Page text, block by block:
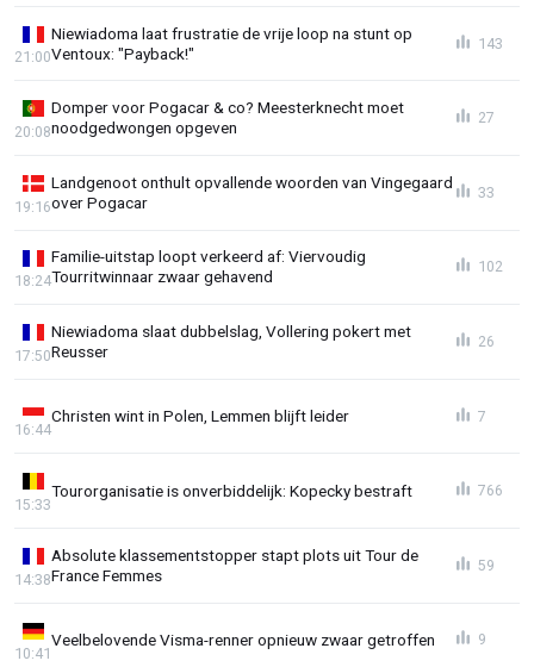
Niewiadoma laat frustratie de vrije loop na stunt op
Ventoux: "Payback!"
21:00
143
Domper voor Pogacar & co? Meesterknecht moet
noodgedwongen opgeven
20:08
27
Landgenoot onthult opvallende woorden van Vingegaard
over Pogacar
19:16
33
Familie-uitstap loopt verkeerd af: Viervoudig
Tourritwinnaar zwaar gehavend
18:24
102
Niewiadoma slaat dubbelslag, Vollering pokert met
Reusser
17:50
26
Christen wint in Polen, Lemmen blijft leider
16:44
7
Tourorganisatie is onverbiddelijk: Kopecky bestraft
15:33
766
Absolute klassementstopper stapt plots uit Tour de
France Femmes
14:38
59
Veelbelovende Visma-renner opnieuw zwaar getroffen
10:41
9